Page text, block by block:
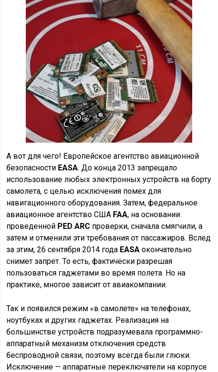
А вот для чего! Европейское агентство авиационной
безопасности EASA. До конца 2013 запрещало
использование любых электронных устройств на борту
самолета, с целью исключения помех для
навигационного оборудования. Затем, федеральное
авиационное агентство США FAA, на основании
проведенной PED ARC проверки, сначала смягчили, а
затем и отменили эти требования от пассажиров. Вслед
за этим, 26 сентября 2014 года EASA окончательно
снимет запрет. То есть, фактически разрешая
пользоваться гаджетами во время полета. Но на
практике, многое зависит от авиакомпании.
Так и появился режим «в самолете» на телефонах,
ноутбуках и других гаджетах. Реализация на
большинстве устройств подразумевала программно-
аппаратный механизм отключения средств
беспроводной связи, поэтому всегда были глюки.
Исключение — аппаратные переключатели на корпусе